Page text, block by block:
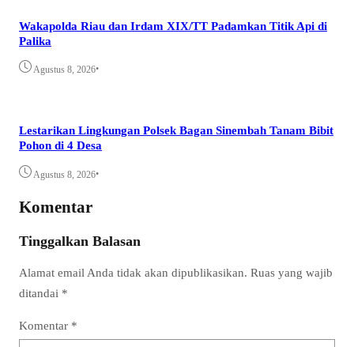
Wakapolda Riau dan Irdam XIX/TT Padamkan Titik Api di
Palika
Agustus 8, 2026•
Lestarikan Lingkungan Polsek Bagan Sinembah Tanam Bibit
Pohon di 4 Desa
Agustus 8, 2026•
Komentar
Tinggalkan Balasan
Alamat email Anda tidak akan dipublikasikan. Ruas yang wajib
ditandai *
Komentar *